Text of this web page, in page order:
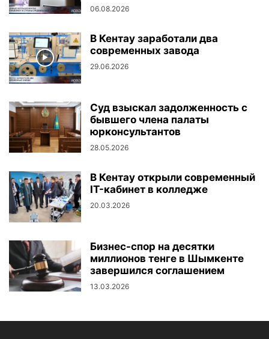
06.08.2026
В Кентау заработали два
современных завода
29.06.2026
Суд взыскал задолженность с
бывшего члена палаты
юрконсультантов
28.05.2026
В Кентау открыли современный
IT-кабинет в колледже
20.03.2026
Бизнес-спор на десятки
миллионов тенге в Шымкенте
завершился соглашением
13.03.2026